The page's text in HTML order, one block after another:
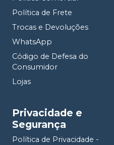
Política de Frete
Trocas e Devoluções
WhatsApp
Código de Defesa do
Consumidor
Lojas
Privacidade e
Segurança
Política de Privacidade -